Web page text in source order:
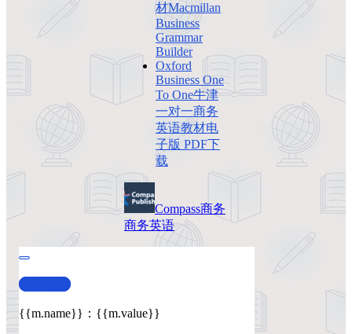
材Macmillan
Business
Grammar
Builder
Oxford
Business One
To One牛津
一对一商务
英语教材电
子版 PDF下
载
Compass商务
商务英语
查看演示
{{m.name}} ： {{m.value}}